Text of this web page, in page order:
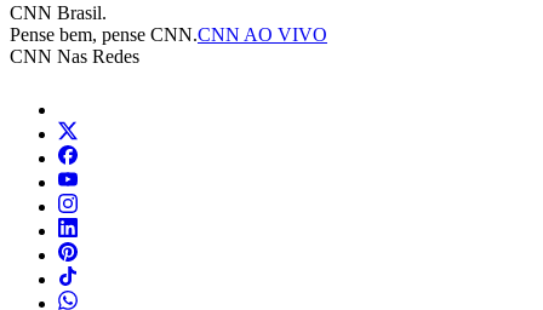
CNN Brasil.
Pense bem, pense CNN.CNN AO VIVO
CNN Nas Redes